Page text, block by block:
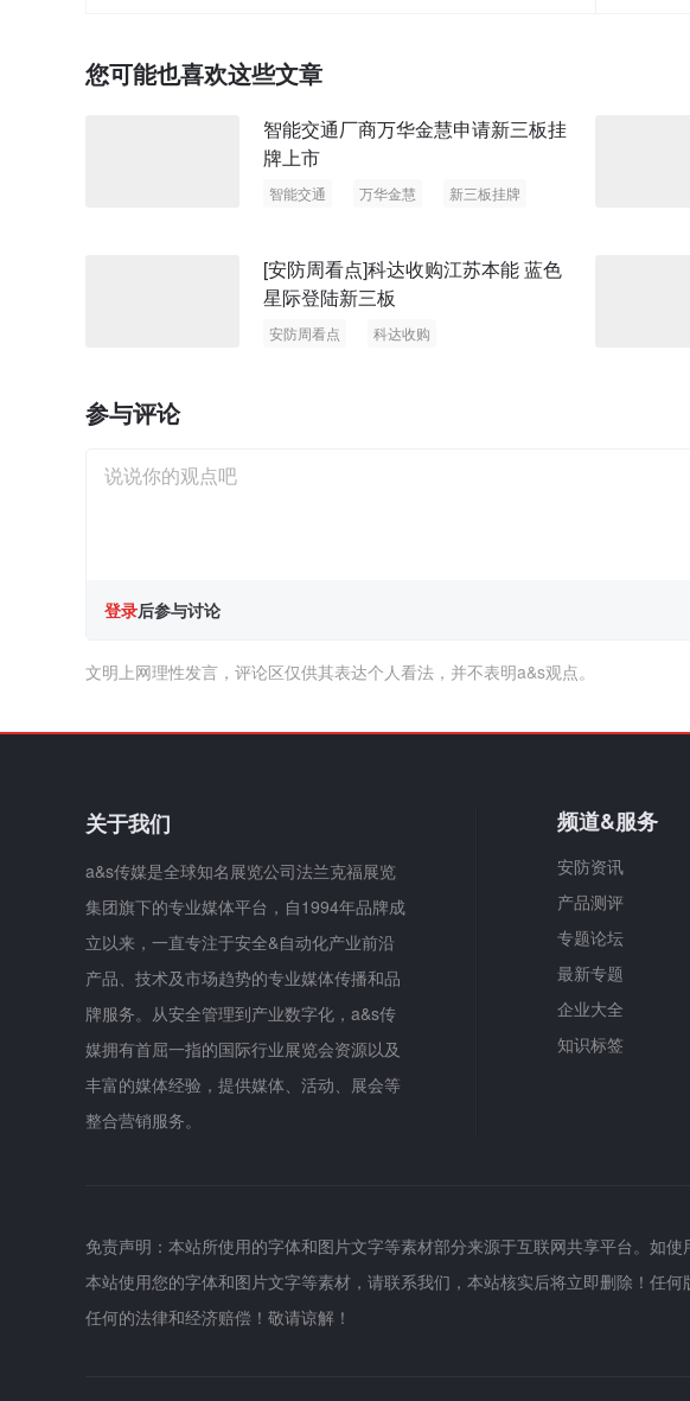
您可能也喜欢这些文章
智能交通厂商万华金慧申请新三板挂
牌上市
智能交通 万华金慧 新三板挂牌
[安防周看点]科达收购江苏本能 蓝色
星际登陆新三板
安防周看点 科达收购
参与评论
登录后参与讨论
文明上网理性发言，评论区仅供其表达个人看法，并不表明a&s观点。
关于我们
a&s传媒是全球知名展览公司法兰克福展览
集团旗下的专业媒体平台，自1994年品牌成
立以来，一直专注于安全&自动化产业前沿
产品、技术及市场趋势的专业媒体传播和品
牌服务。从安全管理到产业数字化，a&s传
媒拥有首屈一指的国际行业展览会资源以及
丰富的媒体经验，提供媒体、活动、展会等
整合营销服务。
频道&服务
安防资讯
产品测评
专题论坛
最新专题
企业大全
知识标签
免责声明：本站所使用的字体和图片文字等素材部分来源于互联网共享平台。如
本站使用您的字体和图片文字等素材，请联系我们，本站核实后将立即删除！任
任何的法律和经济赔偿！敬请谅解！